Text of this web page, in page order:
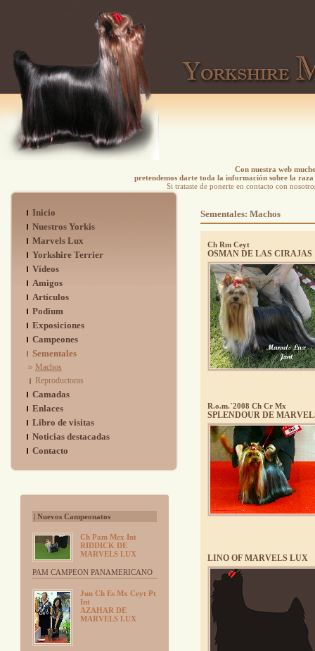
Con nuestra web
pretendemos darte toda la información sobre la
Si trataste de ponerte en contacto con
Inicio
Nuestros Yorkis
Marvels Lux
Yorkshire Terrier
Vídeos
Amigos
Artículos
Podium
Exposiciones
Campeones
Sementales
Machos
Reproductoras
Camadas
Enlaces
Libro de visitas
Noticias destacadas
Contacto
| Nuevos Campeonatos
Ch Pam Mex Int
RIDDICK DE
MARVELS LUX
PAM CAMPEON PANAMERICANO
Jun Ch Es Mx Ceyt Pt
Int
AZAHAR DE
MARVELS LUX
Sementales: Machos
Ch Rm Ceyt
OSMAN DE LAS CIRAJAS
R.o.m.´2008 Ch Cr Mx
SPLENDOUR DE
LINO OF MARVELS LUX